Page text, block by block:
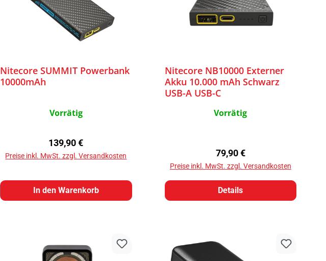
Nitecore SUMMIT Powerbank
10000mAh
Vorrätig
Regulärer Preis:
139,90 €
Preise inkl. MwSt. zzgl. Versandkosten
In den Warenkorb
Nitecore NB10000 Externer
Akku 10.000 mAh Schwarz
USB-A USB-C
Vorrätig
Regulärer Preis:
79,90 €
Preise inkl. MwSt. zzgl. Versandkosten
Details